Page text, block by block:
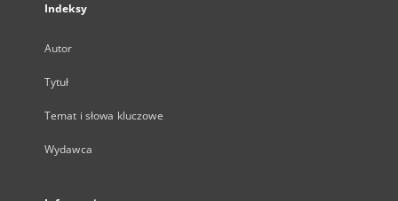
Indeksy
Autor
Tytuł
Temat i słowa kluczowe
Wydawca